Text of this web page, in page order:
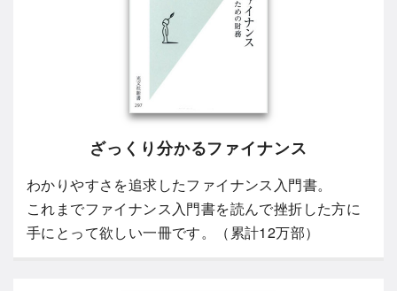
ざっくり分かるファイナンス
わかりやすさを追求したファイナンス入門書。
これまでファイナンス入門書を読んで挫折した方に
手にとって欲しい一冊です。（累計12万部）